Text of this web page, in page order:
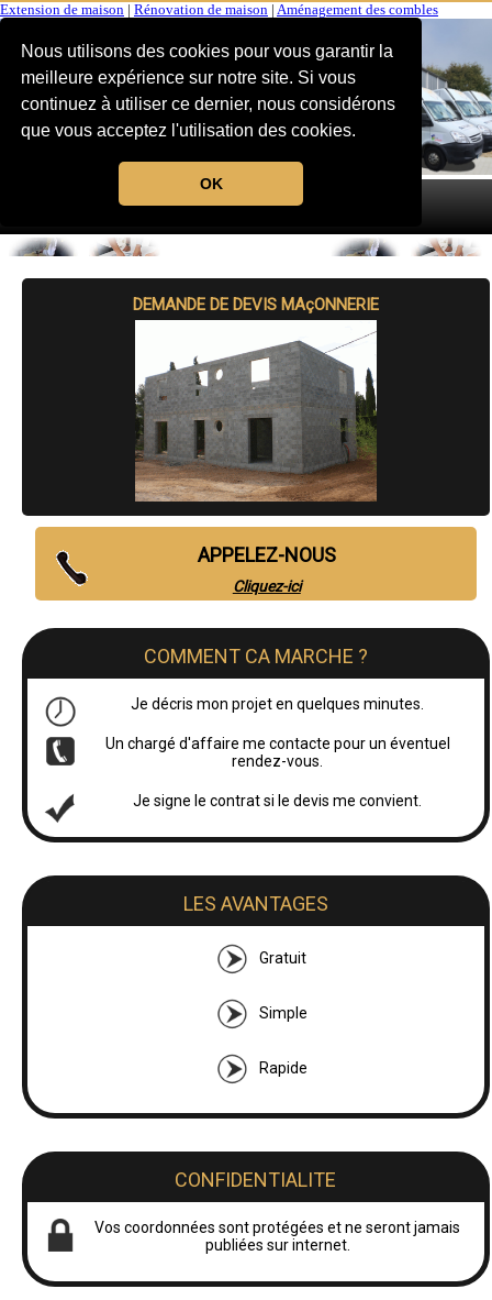
Nous utilisons des cookies pour vous garantir la
meilleure expérience sur notre site. Si vous
continuez à utiliser ce dernier, nous considérons
que vous acceptez l'utilisation des cookies.
OK
Extension de maison Rénovation de maison Aménagement des combles
MENU
DEMANDE DE DEVIS MAçONNERIE
APPELEZ-NOUS
Cliquez-ici
COMMENT CA MARCHE ?
Je décris mon projet en quelques minutes.
Un chargé d'affaire me contacte pour un éventuel
rendez-vous.
Je signe le contrat si le devis me convient.
LES AVANTAGES
Gratuit
Simple
Rapide
CONFIDENTIALITE
Vos coordonnées sont protégées et ne seront jamais
publiées sur internet.